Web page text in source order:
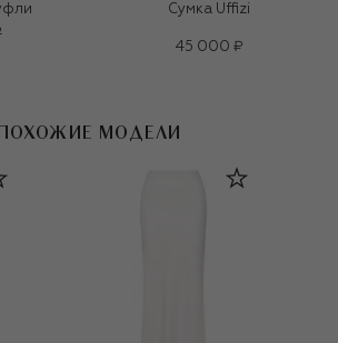
Сумка Uffizi
45 000 ₽
ПОХОЖИЕ МОДЕЛИ